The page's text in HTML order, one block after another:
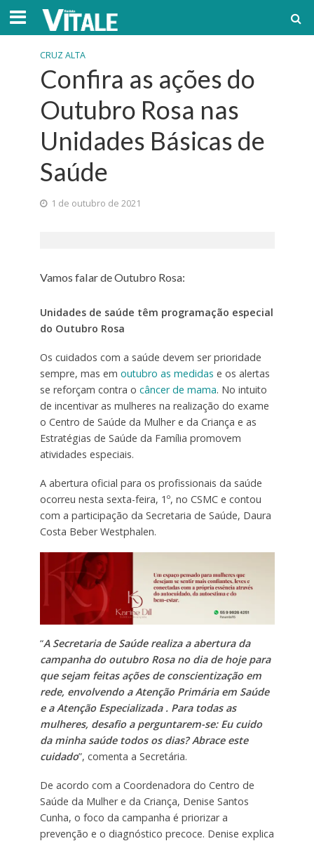
CRUZ ALTA
Confira as ações do
Outubro Rosa nas
Unidades Básicas de
Saúde
1 de outubro de 2021
Vamos falar de Outubro Rosa:
Unidades de saúde têm programação especial
do Outubro Rosa
Os cuidados com a saúde devem ser prioridade
sempre, mas em outubro as medidas e os alertas
se reforçam contra o câncer de mama. No intuito
de incentivar as mulheres na realização do exame
o Centro de Saúde da Mulher e da Criança e as
Estratégias de Saúde da Família promovem
atividades especiais.
A abertura oficial para os profissionais da saúde
ocorreu nesta sexta-feira, 1º, no CSMC e contou
com a participação da Secretaria de Saúde, Daura
Costa Beber Westphalen.
“A Secretaria de Saúde realiza a abertura da
campanha do outubro Rosa no dia de hoje para
que sejam feitas ações de conscientização em
rede, envolvendo a Atenção Primária em Saúde
e a Atenção Especializada . Para todas as
mulheres, desafio a perguntarem-se: Eu cuido
da minha saúde todos os dias? Abrace este
cuidado”, comenta a Secretária.
De acordo com a Coordenadora do Centro de
Saúde da Mulher e da Criança, Denise Santos
Cunha, o foco da campanha é priorizar a
prevenção e o diagnóstico precoce. Denise explica